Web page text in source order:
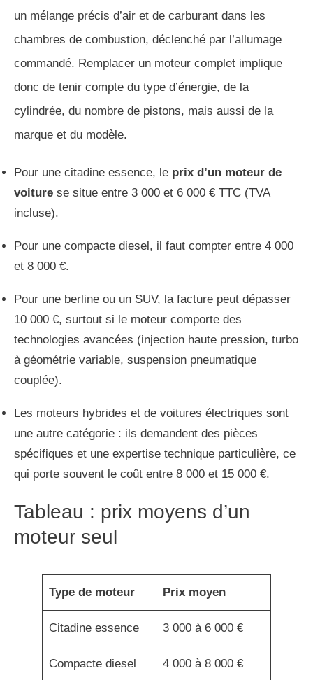
un mélange précis d’air et de carburant dans les
chambres de combustion, déclenché par l’allumage
commandé. Remplacer un moteur complet implique
donc de tenir compte du type d’énergie, de la
cylindrée, du nombre de pistons, mais aussi de la
marque et du modèle.
Pour une citadine essence, le prix d’un moteur de
voiture se situe entre 3 000 et 6 000 € TTC (TVA
incluse).
Pour une compacte diesel, il faut compter entre 4 000
et 8 000 €.
Pour une berline ou un SUV, la facture peut dépasser
10 000 €, surtout si le moteur comporte des
technologies avancées (injection haute pression, turbo
à géométrie variable, suspension pneumatique
couplée).
Les moteurs hybrides et de voitures électriques sont
une autre catégorie : ils demandent des pièces
spécifiques et une expertise technique particulière, ce
qui porte souvent le coût entre 8 000 et 15 000 €.
Tableau : prix moyens d’un
moteur seul
Type de moteur Prix moyen
Citadine essence 3 000 à 6 000 €
Compacte diesel 4 000 à 8 000 €